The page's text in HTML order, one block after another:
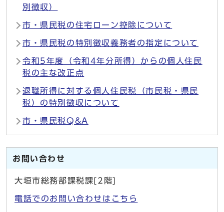
別徴収）
市・県民税の住宅ローン控除について
市・県民税の特別徴収義務者の指定について
令和5年度（令和4年分所得）からの個人住民
税の主な改正点
退職所得に対する個人住民税（市民税・県民
税）の特別徴収について
市・県民税Q&A
お問い合わせ
大垣市総務部課税課[2階]
電話でのお問い合わせはこちら